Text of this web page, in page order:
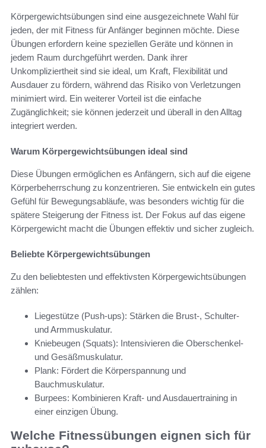
Körpergewichtsübungen sind eine ausgezeichnete Wahl für
jeden, der mit Fitness für Anfänger beginnen möchte. Diese
Übungen erfordern keine speziellen Geräte und können in
jedem Raum durchgeführt werden. Dank ihrer
Unkompliziertheit sind sie ideal, um Kraft, Flexibilität und
Ausdauer zu fördern, während das Risiko von Verletzungen
minimiert wird. Ein weiterer Vorteil ist die einfache
Zugänglichkeit; sie können jederzeit und überall in den Alltag
integriert werden.
Warum Körpergewichtsübungen ideal sind
Diese Übungen ermöglichen es Anfängern, sich auf die eigene
Körperbeherrschung zu konzentrieren. Sie entwickeln ein gutes
Gefühl für Bewegungsabläufe, was besonders wichtig für die
spätere Steigerung der Fitness ist. Der Fokus auf das eigene
Körpergewicht macht die Übungen effektiv und sicher zugleich.
Beliebte Körpergewichtsübungen
Zu den beliebtesten und effektivsten Körpergewichtsübungen
zählen:
Liegestütze (Push-ups): Stärken die Brust-, Schulter-
und Armmuskulatur.
Kniebeugen (Squats): Intensivieren die Oberschenkel-
und Gesäßmuskulatur.
Plank: Fördert die Körperspannung und
Bauchmuskulatur.
Burpees: Kombinieren Kraft- und Ausdauertraining in
einer einzigen Übung.
Welche Fitnessübungen eignen sich für